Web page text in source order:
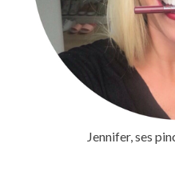
Jennifer, ses